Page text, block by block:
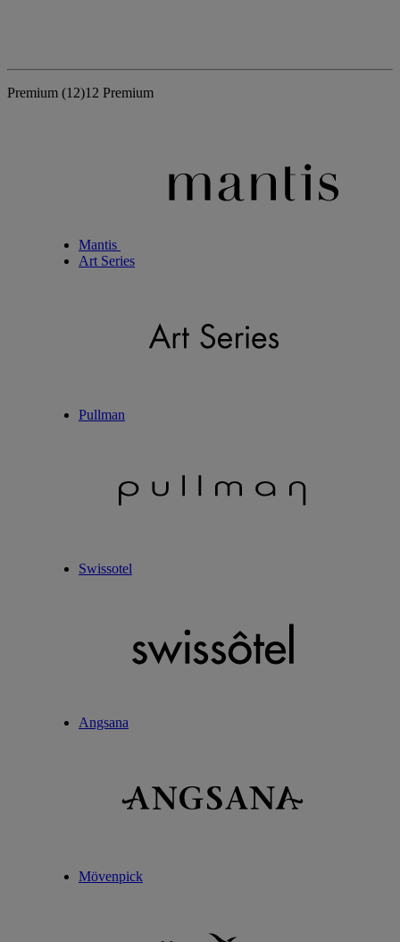
Premium (12)12 Premium
Mantis
Art Series
Pullman
Swissotel
Angsana
Mövenpick